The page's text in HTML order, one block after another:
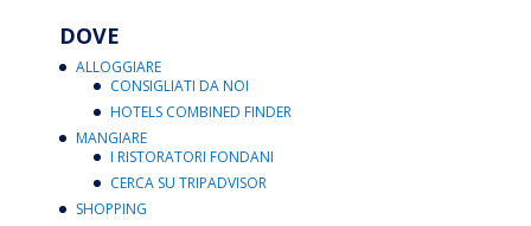
DOVE
ALLOGGIARE
CONSIGLIATI DA NOI
HOTELS COMBINED FINDER
MANGIARE
I RISTORATORI FONDANI
CERCA SU TRIPADVISOR
SHOPPING